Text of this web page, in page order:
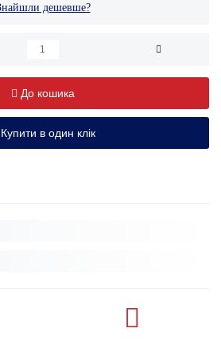
дешевше?
До кошика
Купити в один клік